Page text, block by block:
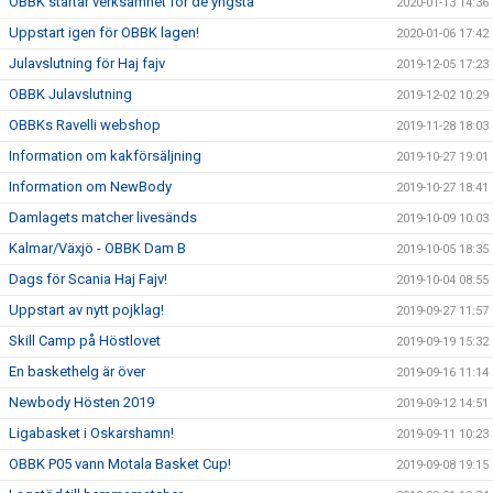
Uppstart igen för OBBK lagen! 2020-01-06 17:42
Julavslutning för Haj fajv 2019-12-05 17:23
OBBK Julavslutning 2019-12-02 10:29
OBBKs Ravelli webshop 2019-11-28 18:03
Information om kakförsäljning 2019-10-27 19:01
Information om NewBody 2019-10-27 18:41
Damlagets matcher livesänds 2019-10-09 10:03
Kalmar/Växjö - OBBK Dam B 2019-10-05 18:35
Dags för Scania Haj Fajv! 2019-10-04 08:55
Uppstart av nytt pojklag! 2019-09-27 11:57
Skill Camp på Höstlovet 2019-09-19 15:32
En baskethelg är över 2019-09-16 11:14
Newbody Hösten 2019 2019-09-12 14:51
Ligabasket i Oskarshamn! 2019-09-11 10:23
OBBK P05 vann Motala Basket Cup! 2019-09-08 19:15